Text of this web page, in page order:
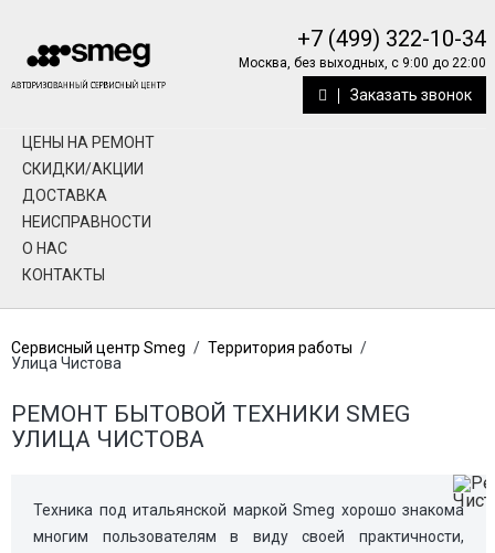
+7 (499) 322-10-34
Москва, без выходных, с 9:00 до 22:00
Заказать звонок
ЦЕНЫ НА РЕМОНТ
СКИДКИ/АКЦИИ
ДОСТАВКА
НЕИСПРАВНОСТИ
О НАС
КОНТАКТЫ
Сервисный центр Smeg / Территория работы /
Улица Чистова
РЕМОНТ БЫТОВОЙ ТЕХНИКИ SMEG
УЛИЦА ЧИСТОВА
Техника под итальянской маркой Smeg хорошо знакома
многим пользователям в виду своей практичности,